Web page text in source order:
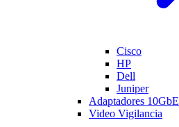
Cisco
HP
Dell
Juniper
Adaptadores 10GbE
Video Vigilancia